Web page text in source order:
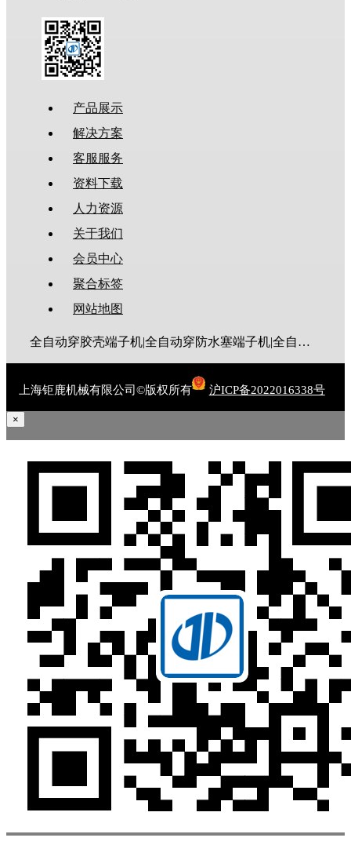
产品展示
解决方案
客服服务
资料下载
人力资源
关于我们
会员中心
聚合标签
网站地图
全自动穿胶壳端子机|全自动穿防水塞端子机|全自动穿热缩管端子机|全自动穿护套端子机|全自动穿号码管端子机|全自动端子机|全自动穿防水栓端子机|端子压着机|端子压接机|静音端子机|多芯线端子机|护套线端子机|全自动排线端子机|新能源大平方压接机|电脑剥线机|自动剥线机|裁线机|剥线机
上海钜鹿机械有限公司©版权所有 沪ICP备2022016338号
×